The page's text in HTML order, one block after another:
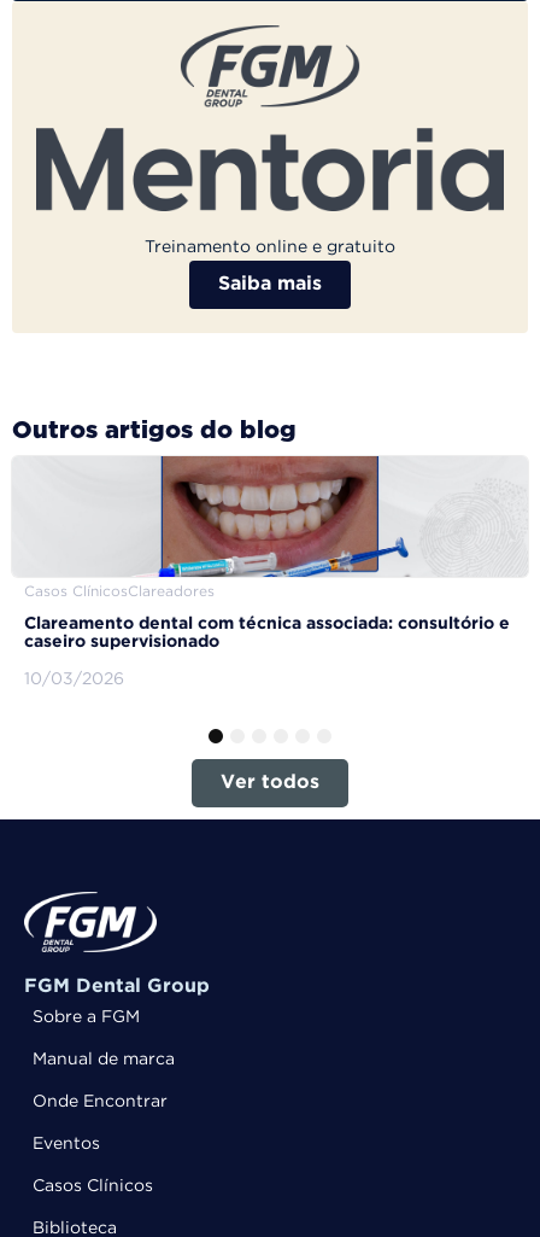
Treinamento online e gratuito
Saiba mais
Outros artigos do blog
Casos ClínicosClareadores
Clareamento dental com técnica associada: consultório e
caseiro supervisionado
10/03/2026
4
Ver todos
FGM Dental Group
Sobre a FGM
Manual de marca
Onde Encontrar
Eventos
Casos Clínicos
Biblioteca